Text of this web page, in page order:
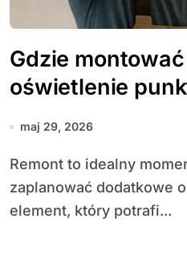
Gdzie
oświetlenie
maj 29, 2026
Remont to idealny moment, by przemyśleć i
zaplanować dodatkowe
element, który potrafi...